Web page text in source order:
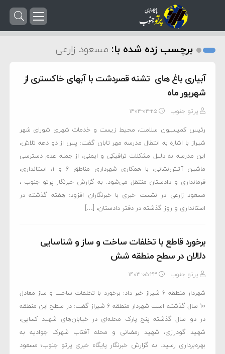
برچسب زده شده با: مسعود زارعی
آبیاری باغ های تشنه قصردشت با آبهای خاکستری از
شهریور ماه
پرتو جنوب ۱۴۰۴-۰۴-۲۵
رئیس کمیسیون سلامت، محیط زیست و خدمات شهری شورای شهر
شیراز با اشاره به انتقال مدرسه مهر تابان گفت: پس از دو دهه تلاش،
این مدرسه به دلیل مشکلات ترافیکی و ایمنی، از جمله عدم دسترسی
ماشین آتش‌نشانی، با همکاری شهرداری مناطق ۶ و ۱، استانداری،
فرمانداری و دادستان منتقل می‌شود. به گزارش خبرنگار پرتو جنوب ،
مسعود زارعی در نشست خبری با خبرنگاران افزود: هفته گذشته در
استانداری و روز گذشته در دفتر دادستان، […]
برخورد قاطع با تخلفات ساخت و ساز و شناسایی
دلالان در سطح منطقه شش
پرتو جنوب ۱۴۰۳-۰۵-۲۳
شهردار منطقه ۶ شیراز خبر داد: برخورد با تخلفات ساخت و ساز معادل
10 سال گذشته است شهردار منطقه ۶ شیراز گفت: در سطح این منطقه
در دو سال گذشته پنج پارک محله‌ای در خیابان‌های شهید کسایی،
شهید گودرزی، شهید رمضانی و محله آفتاب شهرک جوادیه به
بهره‌برداری رسید. به گزارش خبرنگار پایگاه خبری پرتو جنوب؛ مسعود